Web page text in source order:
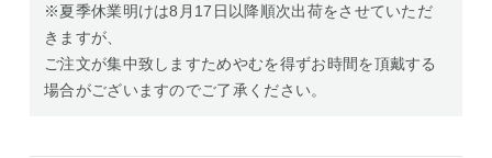
※夏季休業明けは8月17日以降順次出荷をさせていただ
きますが、
ご注文が集中致しますためやむを得ずお時間を頂戴する
場合がございますのでご了承ください。